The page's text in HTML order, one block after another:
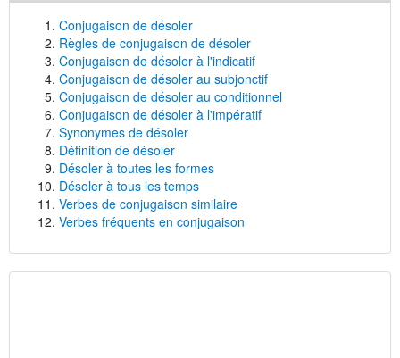
Conjugaison de désoler
Règles de conjugaison de désoler
Conjugaison de désoler à l'indicatif
Conjugaison de désoler au subjonctif
Conjugaison de désoler au conditionnel
Conjugaison de désoler à l'impératif
Synonymes de désoler
Définition de désoler
Désoler à toutes les formes
Désoler à tous les temps
Verbes de conjugaison similaire
Verbes fréquents en conjugaison